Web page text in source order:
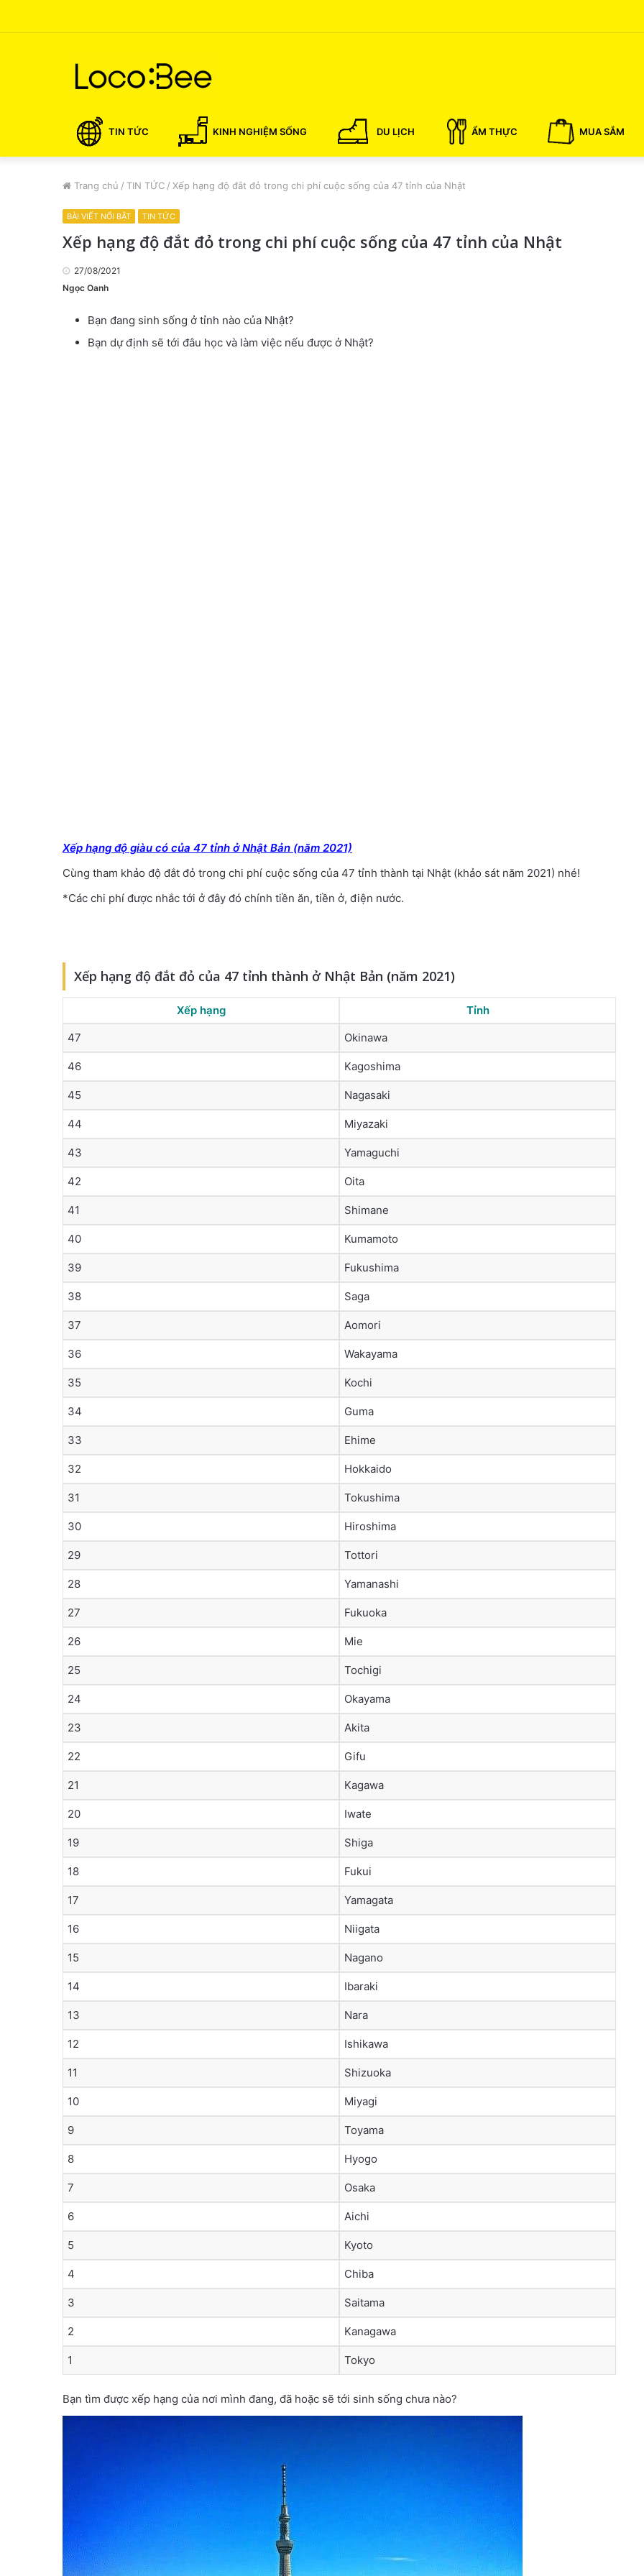
TIN TỨC KINH NGHIỆM SỐNG DU LỊCH ẨM THỰC MUA SẮM
Trang chủ / TIN TỨC / Xếp hạng độ đắt đỏ trong chi phí cuộc sống của 47 tỉnh của Nhật
BÀI VIẾT NỔI BẬT TIN TỨC
Xếp hạng độ đắt đỏ trong chi phí cuộc sống của 47 tỉnh của Nhật
27/08/2021
Ngọc Oanh
Bạn đang sinh sống ở tỉnh nào của Nhật?
Bạn dự định sẽ tới đâu học và làm việc nếu được ở Nhật?
Xếp hạng độ giàu có của 47 tỉnh ở Nhật Bản (năm 2021)
Cùng tham khảo độ đắt đỏ trong chi phí cuộc sống của 47 tỉnh thành tại Nhật (khảo sát năm 2021) nhé!
*Các chi phí được nhắc tới ở đây đó chính tiền ăn, tiền ở, điện nước.
Xếp hạng độ đắt đỏ của 47 tỉnh thành ở Nhật Bản (năm 2021)
Xếp hạng
Tỉnh
47
Okinawa
46 Kagoshima
45 Nagasaki
44 Miyazaki
43 Yamaguchi
42 Oita
41 Shimane
40 Kumamoto
39 Fukushima
38 Saga
37 Aomori
36 Wakayama
35 Kochi
34 Guma
33 Ehime
32 Hokkaido
31 Tokushima
30 Hiroshima
29 Tottori
28 Yamanashi
27 Fukuoka
26 Mie
25 Tochigi
24 Okayama
23 Akita
22 Gifu
21 Kagawa
20 Iwate
19 Shiga
18 Fukui
17 Yamagata
16 Niigata
15 Nagano
14 Ibaraki
13 Nara
12 Ishikawa
11 Shizuoka
10 Miyagi
9 Toyama
8 Hyogo
7 Osaka
6 Aichi
5 Kyoto
4 Chiba
3 Saitama
2 Kanagawa
1 Tokyo
Bạn tìm được xếp hạng của nơi mình đang, đã hoặc sẽ tới sinh sống chưa nào?